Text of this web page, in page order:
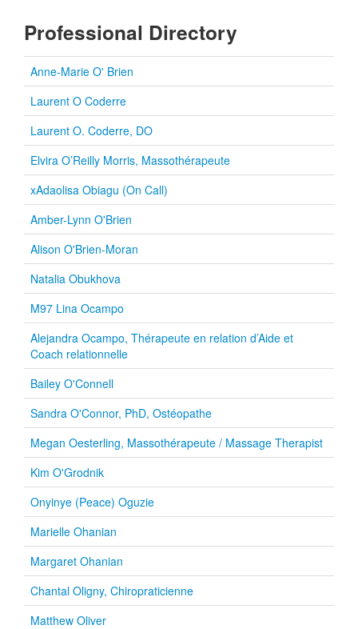
Professional Directory
Anne-Marie O' Brien
Laurent O Coderre
Laurent O. Coderre, DO
Elvira O’Reilly Morris, Massothérapeute
xAdaolisa Obiagu (On Call)
Amber-Lynn O'Brien
Alison O'Brien-Moran
Natalia Obukhova
M97 Lina Ocampo
Alejandra Ocampo, Thérapeute en relation d’Aide et
Coach relationnelle
Bailey O'Connell
Sandra O'Connor, PhD, Ostéopathe
Megan Oesterling, Massothérapeute / Massage Therapist
Kim O'Grodnik
Onyinye (Peace) Oguzie
Marielle Ohanian
Margaret Ohanian
Chantal Oligny, Chiropraticienne
Matthew Oliver